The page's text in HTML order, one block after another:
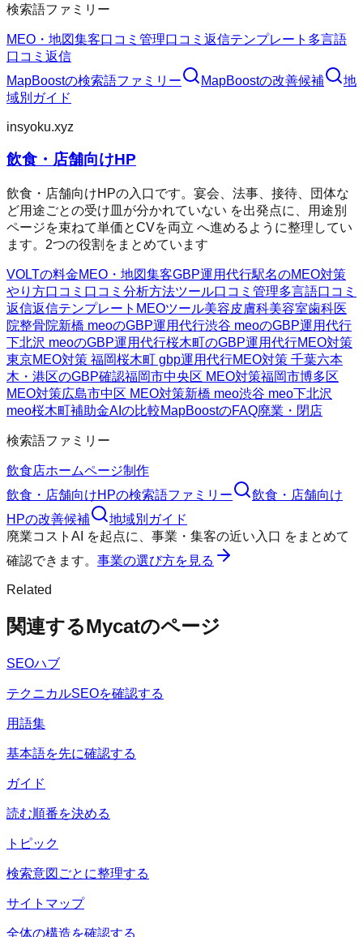
検索語ファミリー
MEO・地図集客口コミ管理口コミ返信テンプレート 多言語
口コミ返信
MapBoostの検索語ファミリー MapBoostの改善候補
地
域別ガイド
insyoku.xyz
飲食・店舗向けHP
飲食・店舗向けHPの入口です。宴会、法事、接待、団体な
ど用途ごとの受け皿が分かれていない を出発点に、用途別
ページを束ねて単価とCVを両立 へ進めるように整理してい
ます。2つの役割をまとめています
VOLTの料金MEO・地図集客GBP運用代行駅名のMEO対策
やり方口コミ 口コミ分析方法ツール口コミ管理多言語口コミ
返信返信テンプレート MEOツール美容皮膚科美容室歯科医
院整骨院新橋 meoのGBP運用代行渋谷 meoのGBP運用代行
下北沢 meoのGBP運用代行桜木町のGBP運用代行MEO対策
東京MEO対策 福岡桜木町 gbp運用代行MEO対策 千葉六本
木・港区のGBP確認福岡市中央区 MEO対策福岡市博多区
MEO対策広島市中区 MEO対策新橋 meo渋谷 meo下北沢
meo桜木町補助金AIの比較MapBoostのFAQ廃業・閉店
検索語ファミリー
飲食店ホームページ制作
飲食・店舗向けHPの検索語ファミリー
飲食・店舗向け
HPの改善候補
地域別ガイド
廃業コストAI
を起点に、 事業・集客の近い入口 をまとめて
確認できます。 事業の選び方を見る
Related
関連するMycatのページ
SEOハブ
テクニカルSEOを確認する
用語集
基本語を先に確認する
ガイド
読む順番を決める
トピック
検索意図ごとに整理する
サイトマップ
全体の構造を確認する